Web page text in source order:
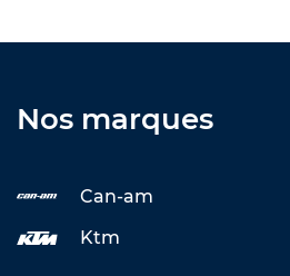
Nos marques
Can-am
Ktm